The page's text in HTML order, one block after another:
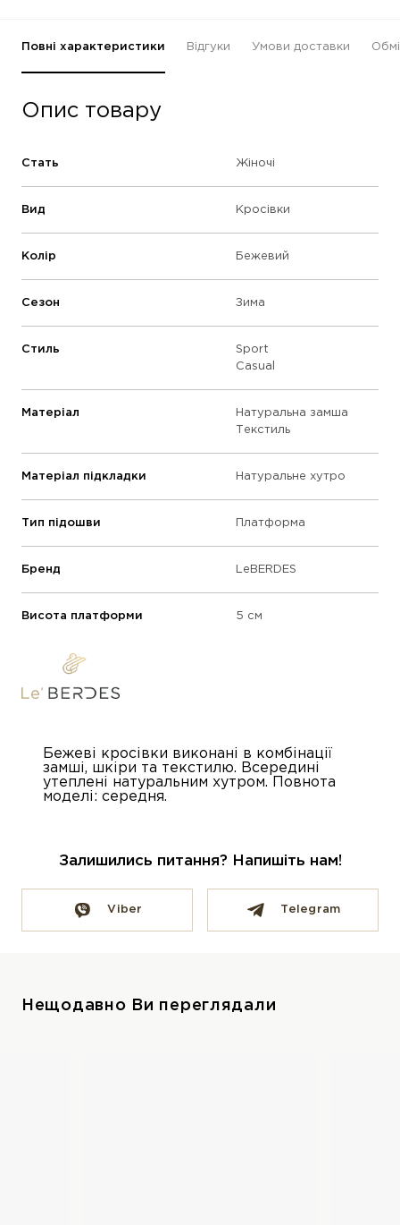
Повні характеристики Відгуки Умови доставки
Опис товару
Стать Жіночі
Вид Кросівки
Колір Бежевий
Сезон Зима
Стиль
Sport
Casual
Матеріал
Натуральна замша
Текстиль
Матеріал підкладки Натуральне хутро
Тип підошви Платформа
Бренд LeBERDES
Висота платформи 5 см
Бежеві кросівки виконані в комбінації
замші, шкіри та текстилю. Всередині
утеплені натуральним хутром. Повнота
моделі: середня.
Залишились питання? Напишіть нам!
Viber Telegram
Нещодавно Ви переглядали